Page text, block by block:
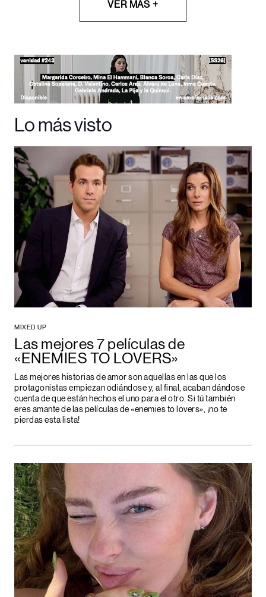
VER MÁS +
Lo más visto
MIXED UP
Las mejores 7 películas de
«ENEMIES TO LOVERS»
Las mejores historias de amor son aquellas en las que los
protagonistas empiezan odiándose y, al final, acaban dándose
cuenta de que están hechos el uno para el otro. Si tú también
eres amante de las películas de «enemies to lovers», ¡no te
pierdas esta lista!